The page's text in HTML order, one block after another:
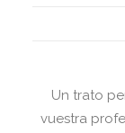
Un trato
vuestra